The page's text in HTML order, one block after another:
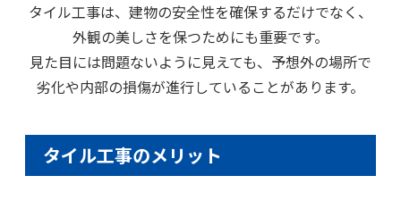
タイル工事は、建物の安全性を確保するだけでなく、
外観の美しさを保つためにも重要です。
見た目には問題ないように見えても、予想外の場所で
劣化や内部の損傷が進行していることがあります。
タイル工事のメリット